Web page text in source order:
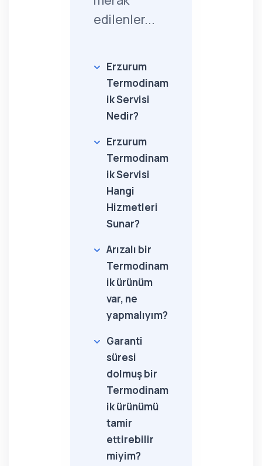
edilenler...
Erzurum
Termodinam
ik Servisi
Nedir?
Erzurum
Termodinam
ik Servisi
Hangi
Hizmetleri
Sunar?
Arızalı bir
Termodinam
ik ürünüm
var, ne
yapmalıyım?
Garanti
süresi
dolmuş bir
Termodinam
ik ürünümü
tamir
ettirebilir
miyim?